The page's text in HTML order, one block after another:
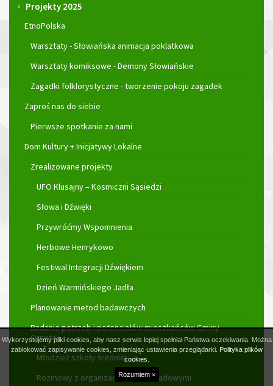
Projekty 2025
EtnoPolska
Warsztaty - Słowiańska animacja poklatkowa
Warsztaty komiksowe - Demony Słowiańskie
Zagadki folklorystyczne - tworzenie pokoju zagadek
Zaproś nas do siebie
Pierwsze spotkanie za nami
Dom Kultury + Inicjatywy Lokalne
Zrealizowane projekty
UFO Klusajny – Kosmiczni Sąsiedzi
Słowa i Dźwięki
Przywróćmy Wspomnienia
Herbowe Henrykowo
Festiwal Integracji Dźwiękiem
Dzień Warmińskiego Jadła
Planowanie metod badawczych
Badanie potrzeb i potencjałów mieszkańców Gminy
Orneta
Młodzież szkoły średniej
Rozmowy z organizacjami pozarządowymi
Wykorzystujemy pliki cookies, aby nasz serwis lepiej spełniał Państwa oczekiwania. Można
zablokować zapisywanie cookies, zmieniając ustawienia przeglądarki. Polityka plików
cookies.
Rozumiem ×